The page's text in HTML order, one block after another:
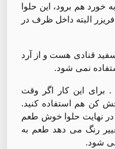
خورد هم برود، این حلوا
البته داخل ظرف در
سفید قنادی هست و از آرد
نمی شود.
. برای این کار اگر وقت
کن هم استفاده کنید.
در نهایت حلوا خوش طعم
رنگ می دهد طعم به
شود.